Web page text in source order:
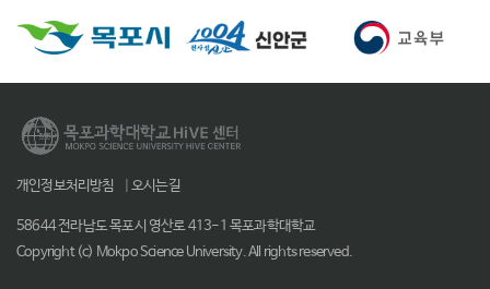
개인정보처리방침 |오시는길
58644 전라남도 목포시 영산로 413-1 목포과학대학교
Copyright (c) Mokpo Science University. All rights reserved.